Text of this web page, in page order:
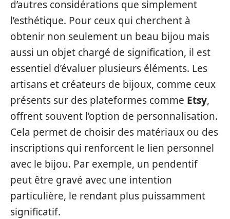
d’autres considérations que simplement
l’esthétique. Pour ceux qui cherchent à
obtenir non seulement un beau bijou mais
aussi un objet chargé de signification, il est
essentiel d’évaluer plusieurs éléments. Les
artisans et créateurs de bijoux, comme ceux
présents sur des plateformes comme Etsy,
offrent souvent l’option de personnalisation.
Cela permet de choisir des matériaux ou des
inscriptions qui renforcent le lien personnel
avec le bijou. Par exemple, un pendentif
peut être gravé avec une intention
particulière, le rendant plus puissamment
significatif.